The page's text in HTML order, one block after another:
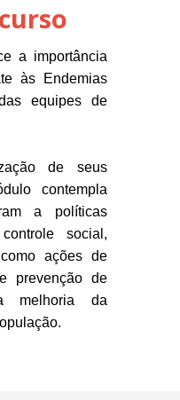
a importância
às Endemias
equipes de
de seus
contempla
a políticas
social,
ações de
prevenção de
melhoria da